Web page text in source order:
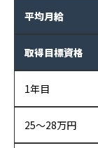
平均月給
取得目標資格
1年目
25〜28万円